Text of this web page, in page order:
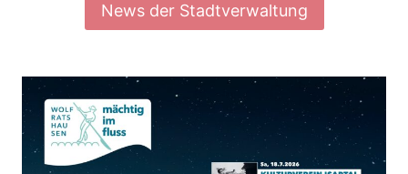
News der Stadtverwaltung